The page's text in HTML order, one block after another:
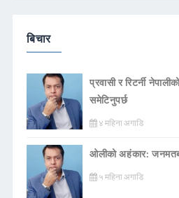
बिचार
प्रवासी र रिटर्नी
समेटिनुपर्छ
४ महिना अगाडि
ओलीको अहंकार:
५ महिना अगाडि